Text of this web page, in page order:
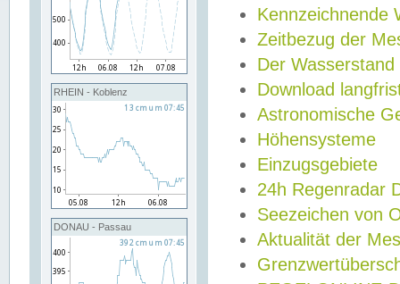
RHEIN - Koblenz
DONAU - Passau
Kennzeichnende
Zeitbezug der
Der Wasserstand
Download
Astronomische
Höhensysteme
Einzugsgebiete
24h Regenradar
Seezeichen von
Aktualität der